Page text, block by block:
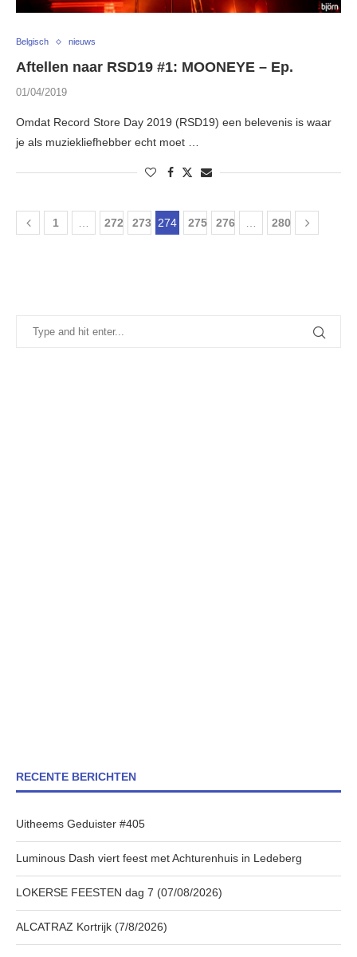
Belgisch nieuws
Aftellen naar RSD19 #1: MOONEYE – Ep.
01/04/2019
Omdat Record Store Day 2019 (RSD19) een belevenis is waar
je als muziekliefhebber echt moet …
1 … 272 273 274 275 276 … 280
RECENTE BERICHTEN
Uitheems Geduister #405
Luminous Dash viert feest met Achturenhuis in Ledeberg
LOKERSE FEESTEN dag 7 (07/08/2026)
ALCATRAZ Kortrijk (7/8/2026)